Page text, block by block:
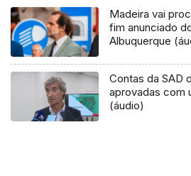
Madeira vai
fim anunciado
Albuquerque
Contas da SAD
aprovadas com
(áudio)